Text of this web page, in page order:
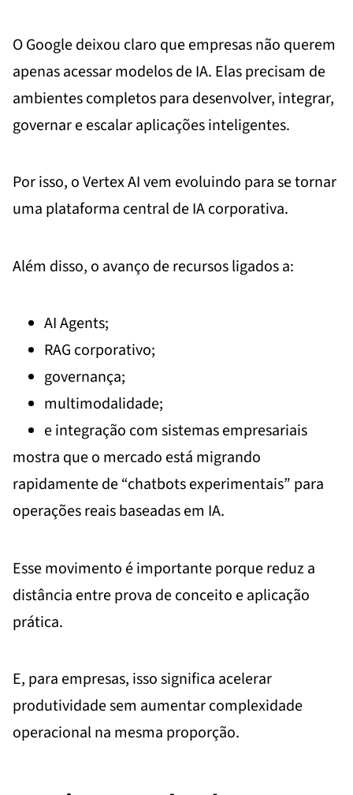
O Google deixou claro que empresas não querem
apenas acessar modelos de IA. Elas precisam de
ambientes completos para desenvolver, integrar,
governar e escalar aplicações inteligentes.
Por isso, o Vertex AI vem evoluindo para se tornar
uma plataforma central de IA corporativa.
Além disso, o avanço de recursos ligados a:
AI Agents;
RAG corporativo;
governança;
multimodalidade;
e integração com sistemas empresariais
mostra que o mercado está migrando
rapidamente de “chatbots experimentais” para
operações reais baseadas em IA.
Esse movimento é importante porque reduz a
distância entre prova de conceito e aplicação
prática.
E, para empresas, isso significa acelerar
produtividade sem aumentar complexidade
operacional na mesma proporção.